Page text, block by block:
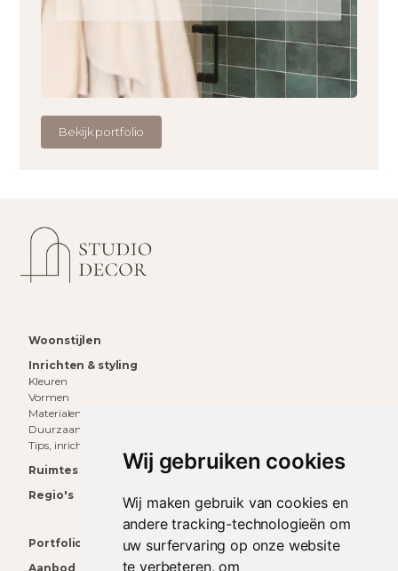
Wij gebruiken cookies
Wij maken gebruik van cookies en
andere tracking-technologieën om
uw surfervaring op onze website
te verbeteren, om
Bekijk portfolio
Woonstijlen
Inrichten & styling
Kleuren
Vormen
Materialen
Duurzaam wonen
Tips, inrichting & inspiratie
Ruimtes
Regio's
Portfolio
Aanbod